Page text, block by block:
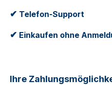
✔ Telefon-Support
✔ Einkaufen ohne
Ihre